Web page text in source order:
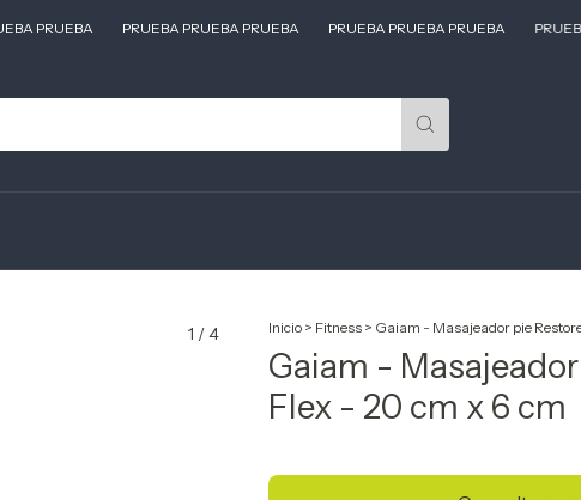
PRUEBA PRUEBA PRUEBA PRUEBA PRUEBA PRUEBA PRUEBA PRUEBA
1 /4 Inicio > Fitness > Gaiam - Masajeador pie
Gaiam -
Flex - 20 cm x 6 cm